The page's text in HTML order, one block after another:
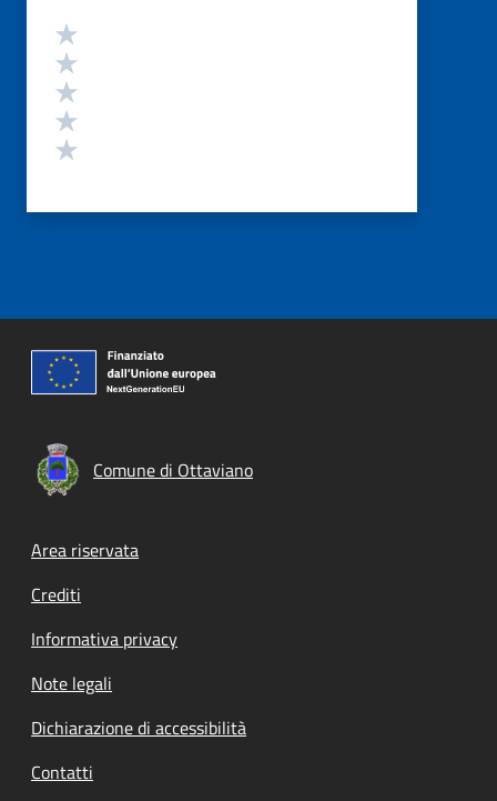
Valutazione
Comune di Ottaviano
Footer menu
Area riservata
Crediti
Informativa privacy
Note legali
Dichiarazione di accessibilità
Contatti